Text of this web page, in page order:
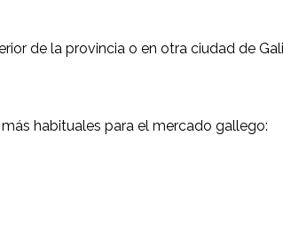
de la provincia o en otra ciudad de
habituales para el mercado gallego: